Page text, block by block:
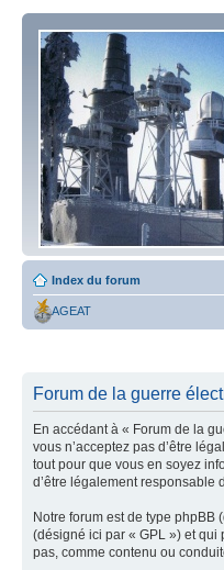
Index du forum
AGEAT
Forum de la guerre
En accédant à « Forum de la
vous n’acceptez pas d’être
tout pour que vous en soyez
d’être légalement responsable
Notre forum est de type phpBB
(désigné ici par « GPL ») et
pas, comme contenu ou